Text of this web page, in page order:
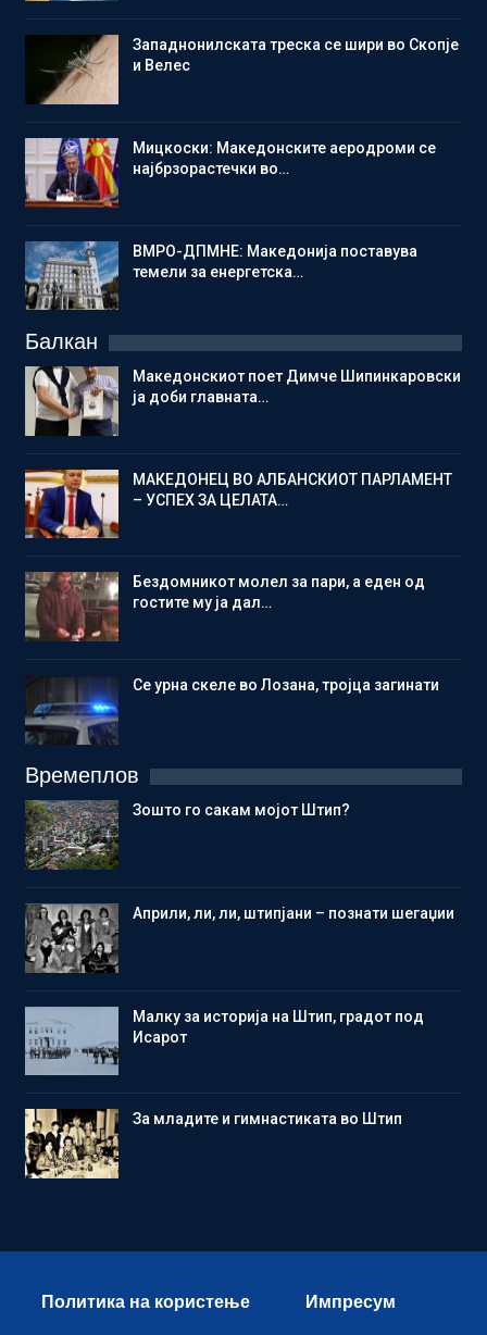
Западнонилската треска се шири во Скопје
и Велес
Мицкоски: Македонските аеродроми се
најбрзорастечки во…
ВМРО-ДПМНЕ: Македонија поставува
темели за енергетска…
Балкан
Македонскиот поет Димче Шипинкаровски
ја доби главната…
МАКЕДОНЕЦ ВО АЛБАНСКИОТ ПАРЛАМЕНТ
– УСПЕХ ЗА ЦЕЛАТА…
Бездомникот молел за пари, а еден од
гостите му ја дал…
Се урна скеле во Лозана, тројца загинати
Времеплов
Зошто го сакам мојот Штип?
Aприли, ли, ли, штипјани – познати шегаџии
Малку за историја на Штип, градот под
Исарот
Зa младите и гимнастиката во Штип
Политика на користење Импресум